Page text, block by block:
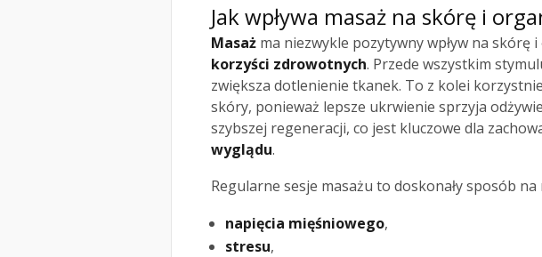
Jak wpływa masaż na skórę i
Masaż ma niezwykle pozytywny wpływ na skórę
korzyści zdrowotnych. Przede wszystkim
zwiększa dotlenienie tkanek. To z kolei
skóry, ponieważ lepsze ukrwienie sprzyja
szybszej regeneracji, co jest kluczowe dla
wyglądu.
Regularne sesje masażu to doskonały sposób na
napięcia mięśniowego,
stresu,